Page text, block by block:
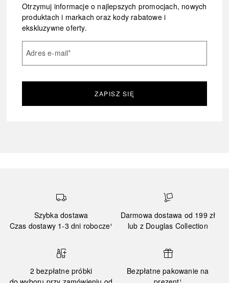
Otrzymuj informacje o najlepszych promocjach, nowych
produktach i markach oraz kody rabatowe i
ekskluzywne oferty.
Adres e-mail*
ZAPISZ SIĘ
Szybka dostawa
Czas dostawy 1-3 dni robocze¹
Darmowa dostawa od 199 zł
lub z Douglas Collection
2 bezpłatne próbki
Bezpłatne pakowanie na